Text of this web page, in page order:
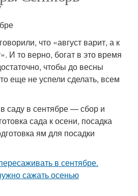
что «август варит, а к
И то верно, богат в это время
чтобы до весны
еще не успели сделать, всем
саду в сентябре — сбор и
сада к осени, посадка
ям для посадки